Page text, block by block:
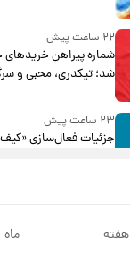
۲۲ ساعت پیش
شماره پیراهن خریدهای
شد؛ تیکدری، محبی و
۲۳ ساعت پیش
جزئیات فعال‌سازی «کیف
امروز پنجشنبه ۱۵ مرداد ۱۴۰۵ +جدولهفته ماه